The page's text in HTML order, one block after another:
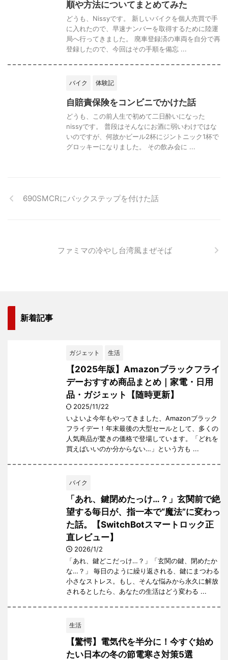
順や方法についてまとめてみた
どうも、Nissyです。 新しいバイクを個人売買で手
に入れたので、早速ナンバーを取得するために陸運
局へ行ってきました。 廃車登録済の車両を自分で再
登録したので、今回はその手順を備忘 ...
バイク 体験記
自賠責保険をコンビニでかけた話
どうも、この前人生で初めて二日酔いになった
nissyです。 普段はそんなにお酒に弱いわけではな
いのですが、何故かビール2杯にジントニック1杯で
グロッキーになりました。 その飲み会に ...
690SMCRにバックステップを付けた話
ファミマの冷やし台湾風まぜそば
新着記事
ガジェット 生活
【2025年版】Amazonブラックフライ
デーおすすめ商品まとめ｜家電・日用
品・ガジェット【随時更新】
2025/11/22
いよいよ今年もやってきました、Amazonブラック
フライデー！年末最後の大型セールとして、多くの
人気商品が驚きの価格で登場しています。「どれを
買えばいいのか分からない…」という方も ...
バイク
「あれ、鍵閉めたっけ…？」玄関前で絶
望する毎日が、指一本で“魔法”に変わっ
た話。【SwitchBotスマートロック正
直レビュー】
2026/1/2
「あれ、鍵どこだっけ…？」「玄関の鍵、閉めたか
な…？」 毎日のように繰り返される、鍵にまつわる
小さなストレス。もし、そんな悩みから永久に解放
されるとしたら、あなたの生活はどう変わる ...
生活
【驚愕】電気代を半分に！今すぐ始め
たい日本の冬の節電寒さ対策5選